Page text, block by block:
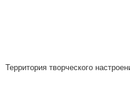
Территория творческого